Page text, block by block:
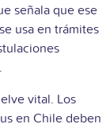
señala que ese
usa en trámites
vital. Los
en Chile deben